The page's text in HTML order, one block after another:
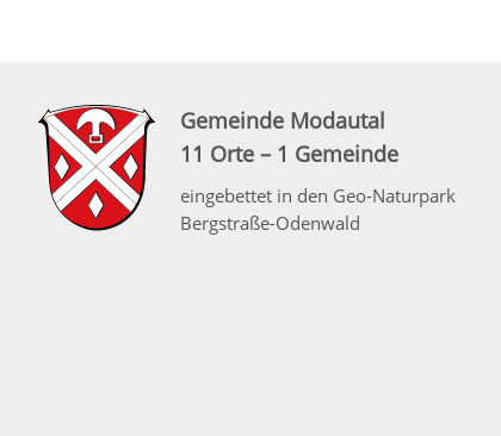
Gemeinde Modautal
11 Orte – 1 Gemeinde
eingebettet in den Geo-Naturpark
Bergstraße-Odenwald